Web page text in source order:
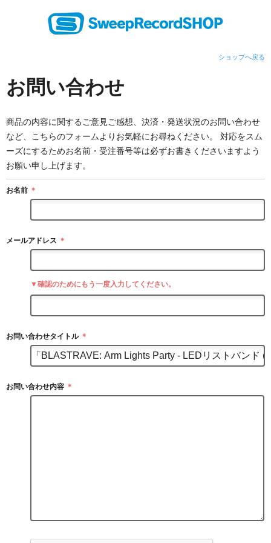
ショップへ戻る
お問い合わせ
商品の内容に関するご意見ご感想、決済・発送状況のお問い合わせ
など、こちらのフォームよりお気軽にお尋ねください。 対応をスム
ーズにするためお名前・受注番号等は必ずお書きくださいますよう
お願い申し上げます。
お名前 ＊
メールアドレス ＊
▼確認のためにもう一度入力してください。
お問い合わせタイトル ＊
お問い合わせ内容 ＊